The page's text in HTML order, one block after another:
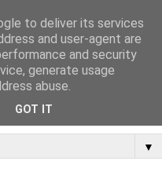
τῶ Κυρίῳ
αὐτοῦ. Αλληλούϊα.
▼
to deliver its services
and user-agent are
and security
generate usage
abuse.
GOT IT